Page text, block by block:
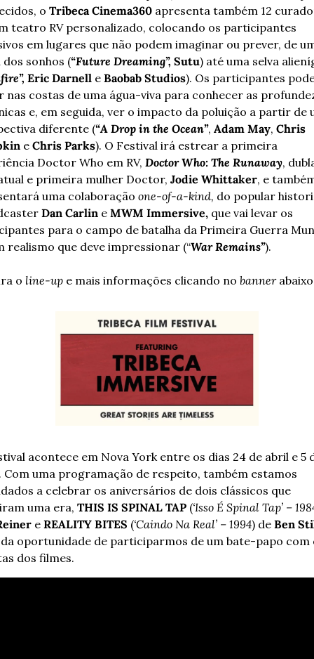
o Tribeca Cinema360 apresenta também 12
teatro RV personalizado, colocando os participantes
em lugares que não podem imaginar ou prever, de
dos sonhos (“Future Dreaming”, Sutu) até uma selva
Eric Darnell e Baobab Studios). Os participantes
nas costas de uma água-viva para conhecer as
e, em seguida, ver o impacto da poluição a partir de
diferente (“A Drop in the Ocean”, Adam May, Chris
e Chris Parks). O Festival irá estrear a primeira
Doctor Who em RV, Doctor Who: The Runaway,
e primeira mulher Doctor, Jodie Whittaker, e
uma colaboração one-of-a-kind, do popular
Dan Carlin e MWM Immersive, que vai levar os
para o campo de batalha da Primeira Guerra
realismo que deve impressionar (“War Remains”).
o line-up e mais informações clicando no banner
Com uma programação de respeito, também estamos
a celebrar os aniversários de dois clássicos que
uma era, THIS IS SPINAL TAP (‘Isso É Spinal Tap’ –
e REALITY BITES (‘Caindo Na Real’ – 1994) de Ben
oportunidade de participarmos de um bate-papo com
dos filmes.